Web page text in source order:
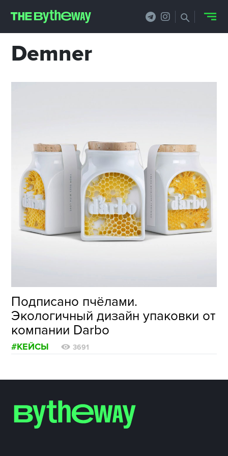
Demner
Подписано пчёлами.
Экологичный дизайн упаковки от
компании Darbo
#КЕЙСЫ 3691
НОВОСТИ
PRO.ОБЗОР
КРЕАТИВА
БИЗНЕС И
ТЕХНОЛОГИИ
ФЕСТИВАЛИ
ИСТОРИИ БРЕНДОВ
О ПРОЕКТЕ
РЕКЛАМА